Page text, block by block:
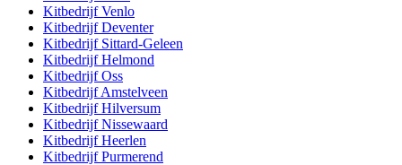
KitbedrijfVenlo
KitbedrijfDeventer
Kitbedrijf Sittard-Geleen
KitbedrijfHelmond
KitbedrijfOss
KitbedrijfAmstelveen
KitbedrijfHilversum
KitbedrijfNissewaard
KitbedrijfHeerlen
KitbedrijfPurmerend